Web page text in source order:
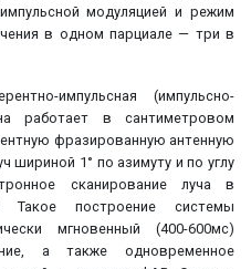
модуляцией и режим
в одном парциале — три в
импульсная (импульсно-
работает в сантиметровом
фразированную антенную
1° по азимуту и по углу
сканирование луча в
Такое построение системы
мгновенный (400-600мс)
а также одновременное